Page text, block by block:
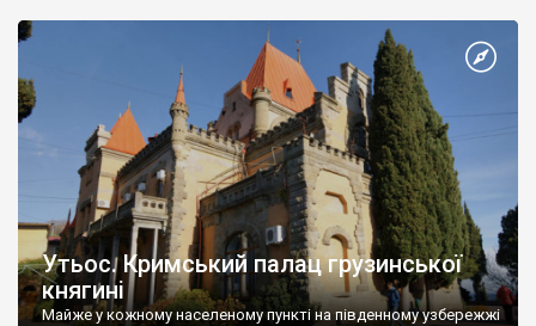
Утьос. Кримський палац грузинської
княгині
Майже у кожному населеному пункті на південному узбережжі